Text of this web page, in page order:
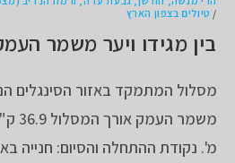
/ טיולים בצפון הארץ
בין מגידו ויער משמר
מסלול המתמקד באזור הסינגלים
מ'. נקודת ההתחלה והסיום: חנייה